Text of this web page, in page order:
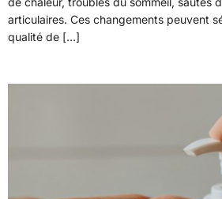
articulaires. Ces changements peuvent
qualité de […]